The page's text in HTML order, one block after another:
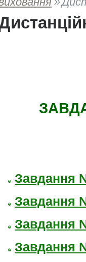
Завдання
Завдання
Завдання
Завдання